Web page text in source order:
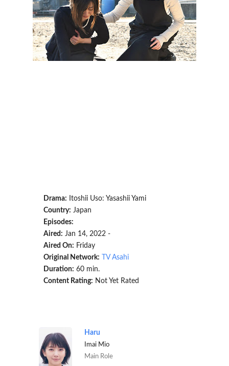
Drama:
Itoshii Uso: Yasashii Yami
Country: Japan
Episodes:
Aired: Jan 14, 2022 -
Aired On: Friday
Original Network:
TV Asahi
Duration: 60 min.
Content Rating: Not Yet Rated
Haru
Imai Mio
Main Role